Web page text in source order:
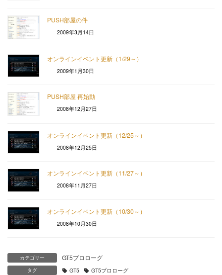
PUSH部屋の件
2009年3月14日
オンラインイベント更新（1/29～）
2009年1月30日
PUSH部屋 再始動
2008年12月27日
オンラインイベント更新（12/25～）
2008年12月25日
オンラインイベント更新（11/27～）
2008年11月27日
オンラインイベント更新（10/30～）
2008年10月30日
カテゴリー GT5プロローグ
タグ GT5
GT5プロローグ